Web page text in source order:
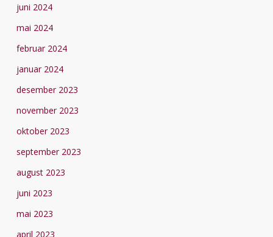
juni 2024
mai 2024
februar 2024
januar 2024
desember 2023
november 2023
oktober 2023
september 2023
august 2023
juni 2023
mai 2023
april 2023